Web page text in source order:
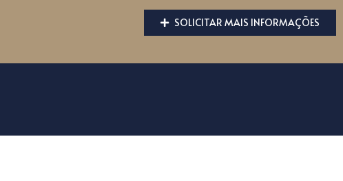
SOLICITAR MAIS INFORMAÇÕES